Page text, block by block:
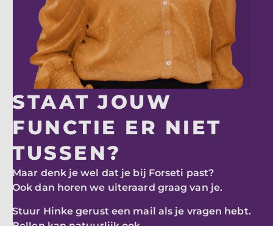
STAAT JOUW
FUNCTIE ER NIET
TUSSEN?
Maar denk je wel dat je bij Forseti past?
Ook dan horen we uiteraard graag van je.
Stuur Hinke gerust een mail als je vragen hebt.